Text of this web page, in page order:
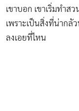
เขาบอก เขาเริ่มทำ
เพราะเป็นสิ่งที่น่ากลั
ลงเอยที่ไหน